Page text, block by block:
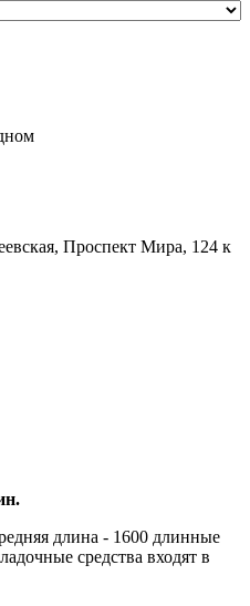
Проспект Мира, 124 к
длина - 1600 длинные
средства входят в